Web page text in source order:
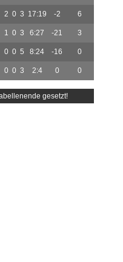
2 0 3 17:19 -2 6
1 0 3 6:27 -21 3
0 0 5 8:24 -16 0
0 0 3 2:4 0 0
gesetzt!